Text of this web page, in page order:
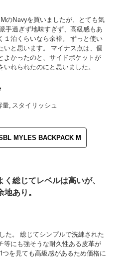
のNavyを買いましたが、とても気
手過ぎず地味すぎず、高級感もあ
１泊くらいなら余裕。 ずっと使い
いと思います。 マイナス点は、個
よかったのと、サイドポケットが
いれられたのにと思いました。
, スタイリッシュ
MYLES BACKPACK M
総じてレベルは高いが、
あり。
た。 総じてシンプルで洗練された
等にも強そうな耐久性ある皮革が
つを見ても高級感があるため価格に